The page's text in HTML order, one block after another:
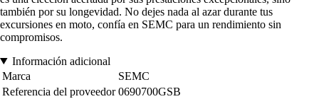
también por su longevidad. No dejes nada al azar durante tus
excursiones en moto, confía en SEMC para un rendimiento sin
compromisos.
Información adicional
Marca
SEMC
Referencia del proveedor 0690700GSB